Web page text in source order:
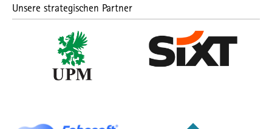
Unsere strategischen Partner